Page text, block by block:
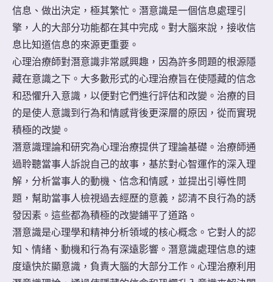
信息、做出決定，極其繁忙。潛意識是一個信息處理引
擎，人的大部分功能都在其中完成。對大腦來說，接收信
息比知道信息的來源更重要。
心理治療師對潛意識非常感興趣，因為許多問題的根源隱
藏在意識之下。大多數形式的心理治療旨在使隱藏的信念
和恐懼升入意識，以便對它們進行評估和改變。治療的目
的是使人意識到行為和情感背後更深層的原因，從而實現
積極的改變。
潛意識理論和研究為心理治療提供了理論基礎。治療師通
過聆聽當事人訴說自己的故事，基於對心智運作的深入理
解，分析當事人的動機、信念和情感，並提出引導性問
題，幫助當事人檢視過去經歷的意義，認清不良行為的誘
發因素。這些都為積極的改變鋪平了道路。
潛意識是心理學和精神分析領域的核心概念。它對人的認
知、情緒、動機和行為有深遠影響。潛意識處理信息的速
度遠快於顯意識，負責大腦的大部分工作。心理治療利用